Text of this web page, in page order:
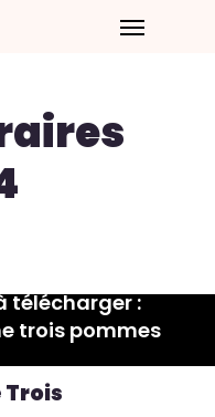
télécharger :
trois pommes
Trois